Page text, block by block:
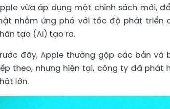
vừa áp dụng một chính sách mới,
nhằm ứng phó với tốc độ phát
tạo (AI) tạo ra.
đây, Apple thường gộp các bản
theo, nhưng hiện tại, công ty đã
lớn.